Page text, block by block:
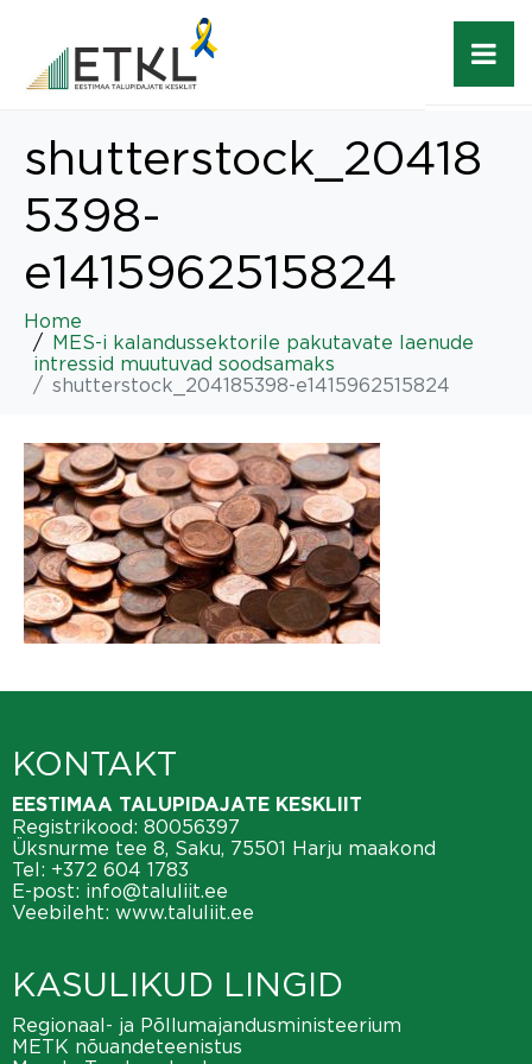
shutterstock_20418
5398-
e1415962515824
Home
MES-i kalandussektorile pakutavate laenude
intressid muutuvad soodsamaks
shutterstock_204185398-e1415962515824
KONTAKT
EESTIMAA TALUPIDAJATE KESKLIIT
Registrikood: 80056397
Üksnurme tee 8, Saku, 75501 Harju maakond
Tel: +372 604 1783
E-post: info@taluliit.ee
Veebileht: www.taluliit.ee
KASULIKUD LINGID
Regionaal- ja Põllumajandusministeerium
METK nõuandeteenistus